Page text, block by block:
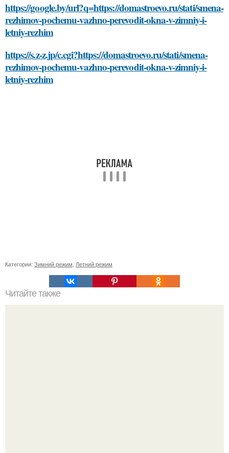
https://google.by/url?q=https://domastroevo.ru/stati/smena-
rezhimov-pochemu-vazhno-perevodit-okna-v-zimniy-i-
letniy-rezhim
https://s.z-z.jp/c.cgi?https://domastroevo.ru/stati/smena-
rezhimov-pochemu-vazhno-perevodit-okna-v-zimniy-i-
letniy-rezhim
Категории: Зимний режим Летний режим
Читайте также